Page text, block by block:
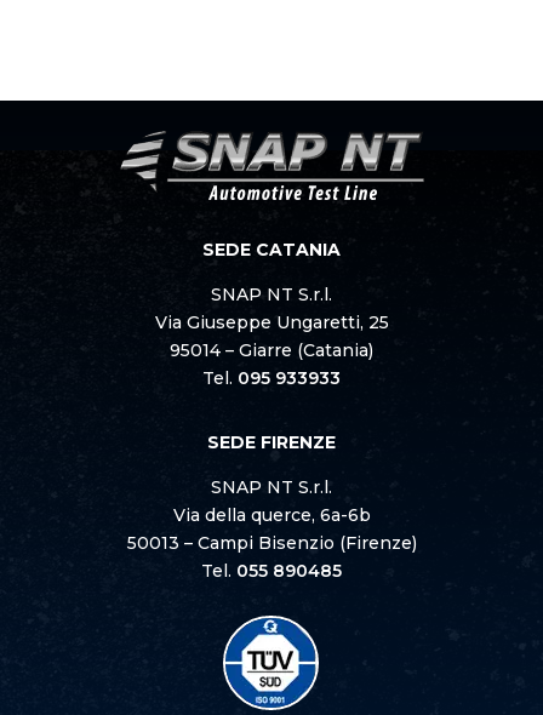
SEDE CATANIA
SNAP NT S.r.l.
Via Giuseppe Ungaretti, 25
95014 – Giarre (Catania)
Tel. 095 933933
SEDE FIRENZE
SNAP NT S.r.l.
Via della querce, 6a-6b
50013 – Campi Bisenzio (Firenze)
Tel. 055 890485